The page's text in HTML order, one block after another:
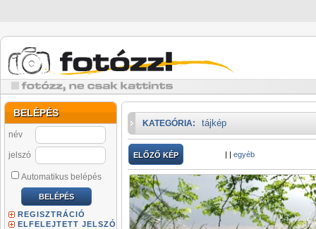
BELÉPÉS
név
jelszó
Automatikus belépés
REGISZTRÁCIÓ
ELFELEJTETT JELSZÓ
KATEGÓRIA: tájkép
ELŐZŐ KÉP | | egyéb